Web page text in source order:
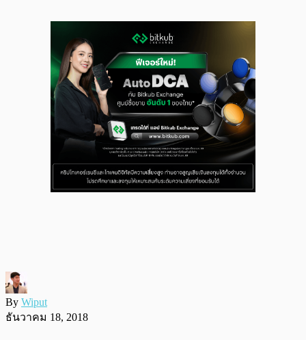
By Wiput
ธันวาคม 18, 2018